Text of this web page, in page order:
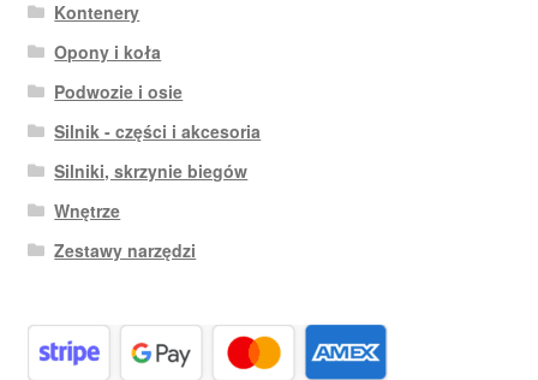
Kontenery
Opony i koła
Podwozie i osie
Silnik - części i akcesoria
Silniki, skrzynie biegów
Wnętrze
Zestawy narzędzi